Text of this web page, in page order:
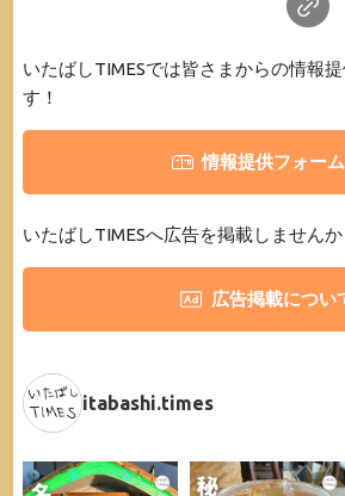
いたばしTIMESでは皆さまからの情報
す！
情報提供フォー
いたばしTIMESへ広告を掲載しませんか
広告掲載につい
itabashi.times